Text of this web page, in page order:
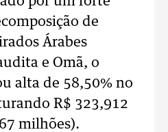
de
Árabes
e Omã, o
alta de 58,50% no
R$ 323,912
milhões).